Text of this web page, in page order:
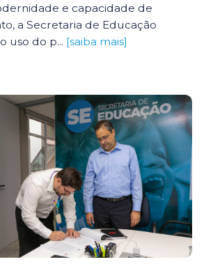
e capacidade de
a Secretaria de Educação
uso do p... [saiba mais]